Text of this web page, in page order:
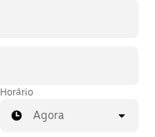
Horário
Agora